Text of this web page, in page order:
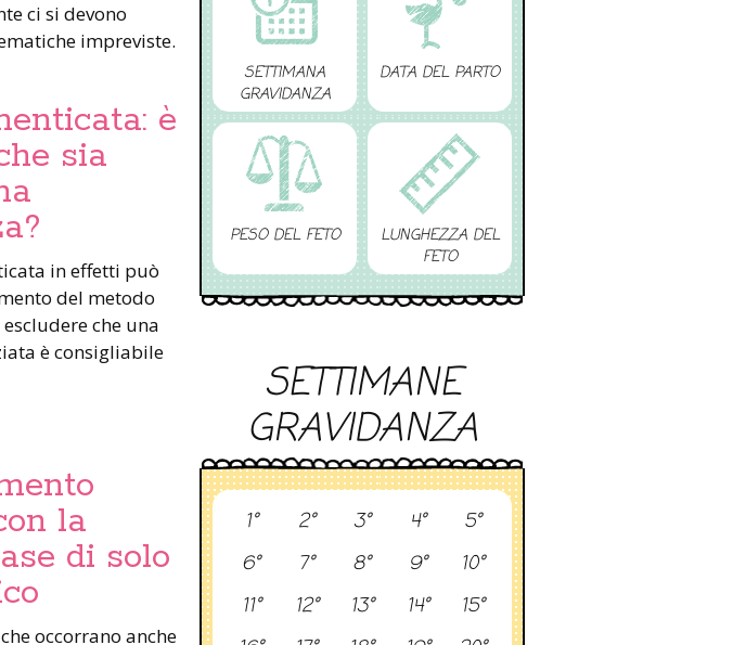
ci si devono
impreviste.
è
sia
in effetti può
del metodo
che una
è consigliabile
la
di solo
occorrano anche
SETTIMANA
GRAVIDANZA
DATA DEL PARTO
PESO DEL FETO
LUNGHEZZA DEL
FETO
SETTIMANE
GRAVIDANZA
1° 2° 3° 4°
5°
6°
7° 8° 9°
10°
11°
12° 13° 14°
15°